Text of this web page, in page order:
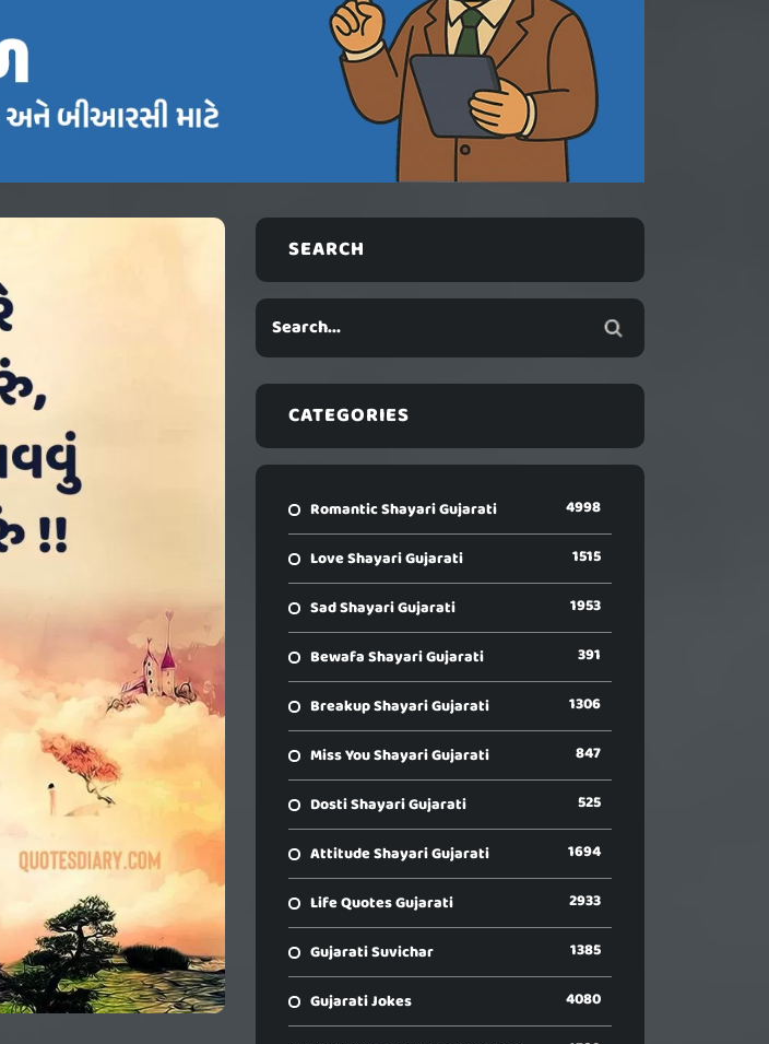
SEARCH
CATEGORIES
Romantic Shayari Gujarati 4998
Love Shayari Gujarati 1515
Sad Shayari Gujarati 1953
Bewafa Shayari Gujarati 391
Breakup Shayari Gujarati 1306
Miss You Shayari Gujarati 847
Dosti Shayari Gujarati 525
Attitude Shayari Gujarati 1694
Life Quotes Gujarati 2933
Gujarati Suvichar 1385
Gujarati Jokes 4080